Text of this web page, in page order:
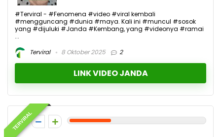
#Terviral - #Fenomena #video #viral kembali
#mengguncang #dunia #maya. Kali ini #muncul #sosok
yang #dijuluki #Janda #Kembang, yang #videonya #ramai
...
Terviral
8 Oktober 2025 2
LINK VIDEO JANDA
TERVIRAL
3